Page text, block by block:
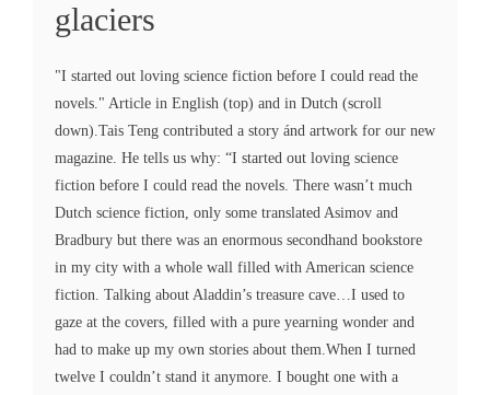
glaciers
"I started out loving science fiction before I could read the
novels." Article in English (top) and in Dutch (scroll
down).Tais Teng contributed a story ánd artwork for our new
magazine. He tells us why: “I started out loving science
fiction before I could read the novels. There wasn’t much
Dutch science fiction, only some translated Asimov and
Bradbury but there was an enormous secondhand bookstore
in my city with a whole wall filled with American science
fiction. Talking about Aladdin’s treasure cave…I used to
gaze at the covers, filled with a pure yearning wonder and
had to make up my own stories about them.When I turned
twelve I couldn’t stand it anymore. I bought one with a